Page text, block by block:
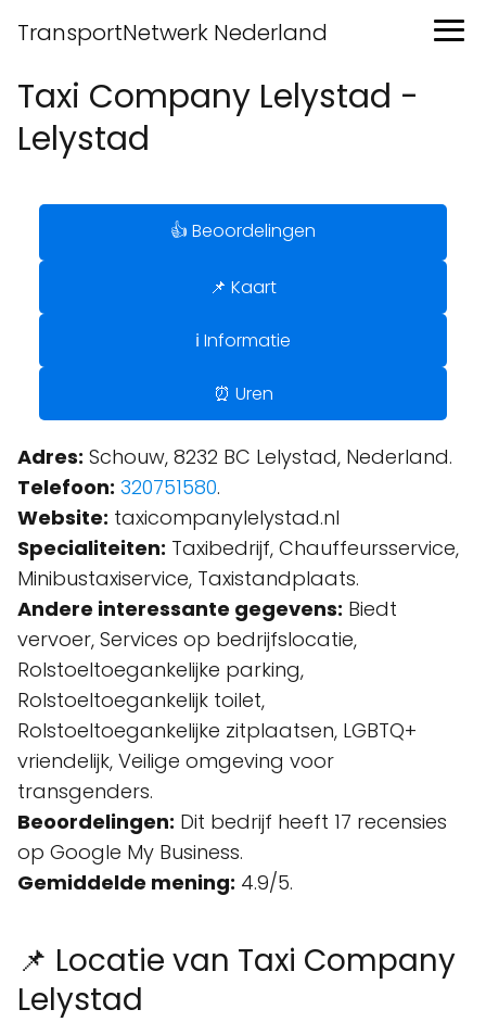
TransportNetwerk Nederland
Taxi Company Lelystad -
Lelystad
👍 Beoordelingen
📌 Kaart
ℹ️ Informatie
⏰ Uren
Adres: Schouw, 8232 BC Lelystad, Nederland.
Telefoon: 320751580.
Website: taxicompanylelystad.nl
Specialiteiten: Taxibedrijf, Chauffeursservice,
Minibustaxiservice, Taxistandplaats.
Andere interessante gegevens: Biedt
vervoer, Services op bedrijfslocatie,
Rolstoeltoegankelijke parking,
Rolstoeltoegankelijk toilet,
Rolstoeltoegankelijke zitplaatsen, LGBTQ+
vriendelijk, Veilige omgeving voor
transgenders.
Beoordelingen: Dit bedrijf heeft 17 recensies
op Google My Business.
Gemiddelde mening: 4.9/5.
📌 Locatie van Taxi Company
Lelystad